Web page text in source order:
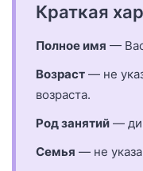
Краткая
Полное имя —
Возраст — не
возраста.
Род занятий —
Семья — не